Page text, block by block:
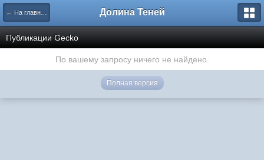
← На главную Долина Теней
Публикации Gecko
По вашему запросу ничего не найдено.
Полная версия